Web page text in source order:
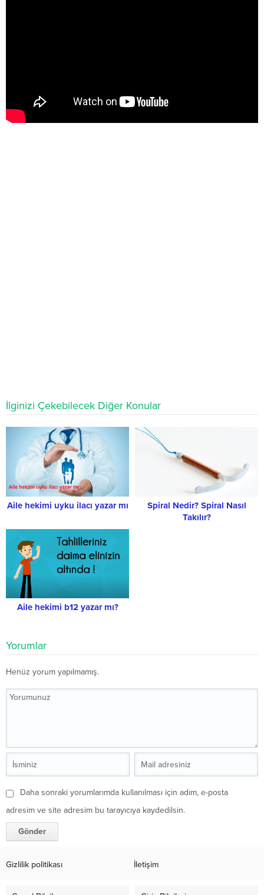
İlginizi Çekebilecek Diğer Konular
Aile hekimi uyku ilacı yazar mı
Spiral Nedir? Spiral Nasıl
Takılır?
Aile hekimi b12 yazar mı?
Yorumlar
Henüz yorum yapılmamış.
Daha sonraki yorumlarımda kullanılması için adım, e-posta
adresim ve site adresim bu tarayıcıya kaydedilsin.
Gizlilik politikası İletişim